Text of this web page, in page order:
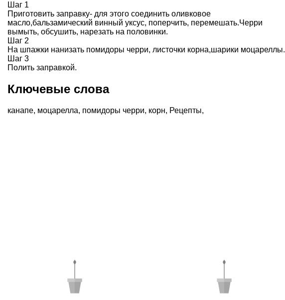
Шаг 1
Приготовить заправку- для этого соединить оливковое
масло,бальзамический винный уксус, поперчить, перемешать.Черри
вымыть, обсушить, нарезать на половинки.
Шаг 2
На шпажки нанизать помидоры черри, листочки корна,шарики моцареллы.
Шаг 3
Полить заправкой.
Ключевые слова
канапе, моцарелла, помидоры черри, корн, Рецепты,